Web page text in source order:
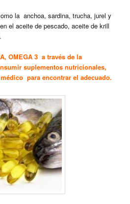
la anchoa, sardina, trucha, jurel y
el aceite de pescado, aceite de krill
OMEGA 3 a través de la
suplementos nutricionales,
para encontrar el adecuado.